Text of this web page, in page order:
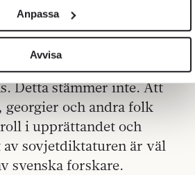
vår trafik. Vi vidarebefordrar
och annan information från din
och annons- och analysföretag
Dessa kan i sin tur kombinera
information som du har
de har samlat in när du har använt
hur vi hanterar personuppgifter kan
Anpassa
Avvisa
I bokens sista
”Redan från början hade
ett ryskt projekt”, som
nationen egentligen
Detta stämmer inte. Att
och andra folk
i upprättandet och
sovjetdiktaturen är väl
svenska forskare.